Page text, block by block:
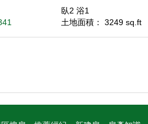
臥2 浴1
土地面積： 3249 sq.ft